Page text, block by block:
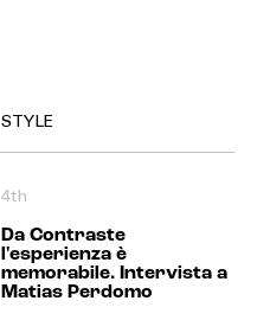
STYLE
4th
Da Contraste
l'esperienza è
memorabile. Intervista a
Matias Perdomo